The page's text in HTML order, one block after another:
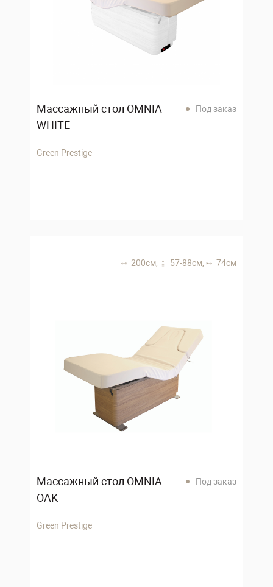
Массажный стол OMNIA
WHITE
Под заказ
Green Prestige
200 см, 57-88 см, 74 см
Массажный стол OMNIA
OAK
Под заказ
Green Prestige